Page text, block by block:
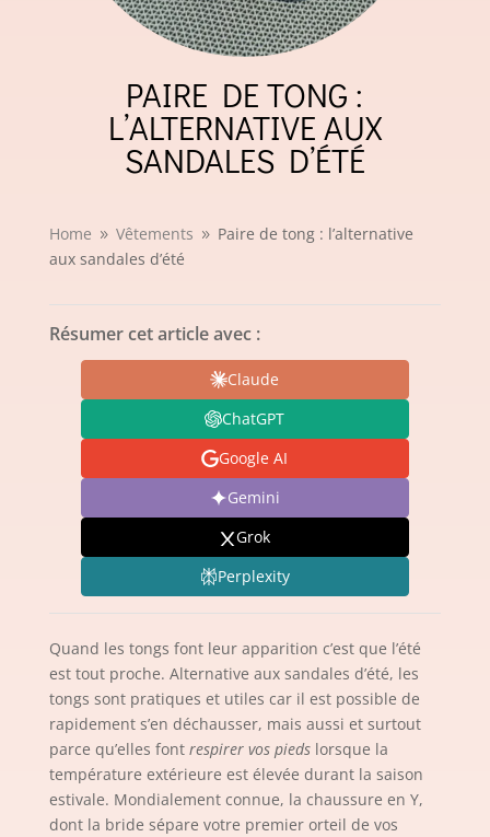
PAIRE DE TONG :
L’ALTERNATIVE AUX
SANDALES D’ÉTÉ
Home 9 Vêtements 9 Paire de tong : l’alternative
aux sandales d’été
Résumer cet article avec :
Claude
ChatGPT
Google AI
Gemini
Grok
Perplexity
Quand les tongs font leur apparition c’est que l’été
est tout proche. Alternative aux sandales d’été, les
tongs sont pratiques et utiles car il est possible de
rapidement s’en déchausser, mais aussi et surtout
parce qu’elles font respirer vos piedslorsque la
température extérieure est élevée durant la saison
estivale. Mondialement connue, la chaussure en Y,
dont la bride sépare votre premier orteil de vos